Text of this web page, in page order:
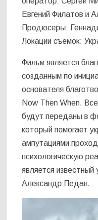
Евгений Филатов и
Продюсеры:
Локации съемок:
Фильм является
созданным по
основателя
Now Then When.
будут переданы в
который помогает
ампутациями
психологическую
является
Александр Педан.